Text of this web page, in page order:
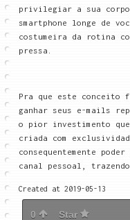
privilegiar a sua
smartphone longe de
costumeira da rotina
pressa.
Pra que este conceito
ganhar seus e-mails
o pior investimento
criada com
consequentemente
canal pessoal,
Created at 2019-05-13
0 Star